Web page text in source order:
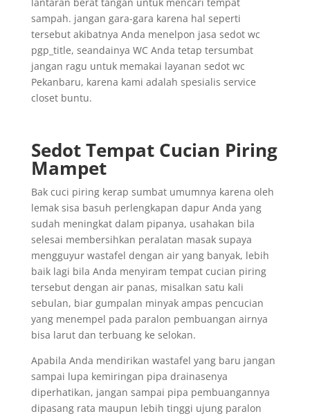
sampah. jangan gara-gara karena hal seperti
tersebut akibatnya Anda menelpon jasa sedot wc
pgp_title, seandainya WC Anda tetap tersumbat
jangan ragu untuk memakai layanan sedot wc
Pekanbaru, karena kami adalah spesialis service
closet buntu.
Sedot Tempat Cucian Piring
Mampet
Bak cuci piring kerap sumbat umumnya karena oleh
lemak sisa basuh perlengkapan dapur Anda yang
sudah meningkat dalam pipanya, usahakan bila
selesai membersihkan peralatan masak supaya
mengguyur wastafel dengan air yang banyak, lebih
baik lagi bila Anda menyiram tempat cucian piring
tersebut dengan air panas, misalkan satu kali
sebulan, biar gumpalan minyak ampas pencucian
yang menempel pada paralon pembuangan airnya
bisa larut dan terbuang ke selokan.
Apabila Anda mendirikan wastafel yang baru jangan
sampai lupa kemiringan pipa drainasenya
diperhatikan, jangan sampai pipa pembuangannya
dipasang rata maupun lebih tinggi ujung paralon